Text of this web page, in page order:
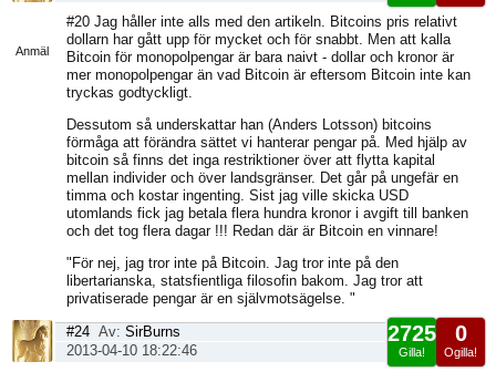
Anmäl
#20 Jag håller inte alls med den artikeln. Bitcoins pris relativt
dollarn har gått upp för mycket och för snabbt. Men att kalla
Bitcoin för monopolpengar är bara naivt - dollar och kronor är
mer monopolpengar än vad Bitcoin är eftersom Bitcoin inte kan
tryckas godtyckligt.
Dessutom så underskattar han (Anders Lotsson) bitcoins
förmåga att förändra sättet vi hanterar pengar på. Med hjälp av
bitcoin så finns det inga restriktioner över att flytta kapital
mellan individer och över landsgränser. Det går på ungefär en
timma och kostar ingenting. Sist jag ville skicka USD
utomlands fick jag betala flera hundra kronor i avgift till banken
och det tog flera dagar !!! Redan där är Bitcoin en vinnare!
"För nej, jag tror inte på Bitcoin. Jag tror inte på den
libertarianska, statsfientliga filosofin bakom. Jag tror att
privatiserade pengar är en självmotsägelse. "
0
Ogilla!
2725
Gilla!
#24 Av: SirBurns
2013-04-10 18:22:46